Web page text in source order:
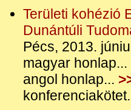
Területi kohézió
Dunántúli
Pécs, 2013.
magyar honlap...
angol honlap...